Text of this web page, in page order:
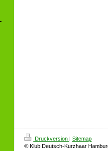
Druckversion | Sitemap
© Klub Deutsch-Kurzhaar